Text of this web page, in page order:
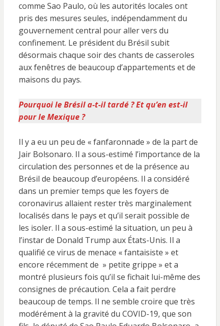
comme Sao Paulo, où les autorités locales ont
pris des mesures seules, indépendamment du
gouvernement central pour aller vers du
confinement. Le président du Brésil subit
désormais chaque soir des chants de casseroles
aux fenêtres de beaucoup d’appartements et de
maisons du pays.
Pourquoi le Brésil a-t-il tardé ? Et qu’en est-il
pour le Mexique ?
Il y a eu un peu de « fanfaronnade » de la part de
Jair Bolsonaro. Il a sous-estimé l’importance de la
circulation des personnes et de la présence au
Brésil de beaucoup d’européens. Il a considéré
dans un premier temps que les foyers de
coronavirus allaient rester très marginalement
localisés dans le pays et qu’il serait possible de
les isoler. Il a sous-estimé la situation, un peu à
l’instar de Donald Trump aux États-Unis. Il a
qualifié ce virus de menace « fantaisiste » et
encore récemment de » petite grippe » et a
montré plusieurs fois qu’il se fichait lui-même des
consignes de précaution. Cela a fait perdre
beaucoup de temps. Il ne semble croire que très
modérément à la gravité du COVID-19, que son